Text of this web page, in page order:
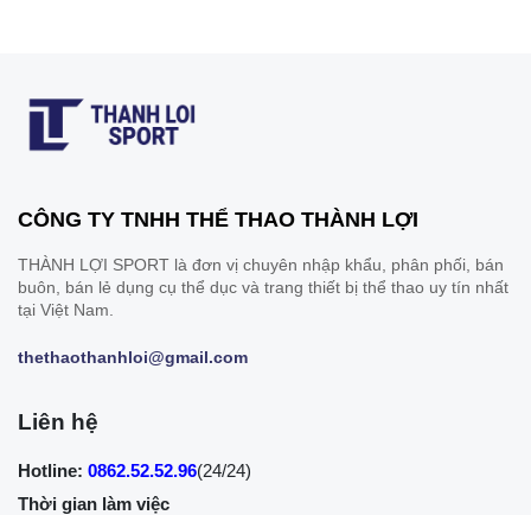
CÔNG TY TNHH THỂ THAO THÀNH LỢI
THÀNH LỢI SPORT là đơn vị chuyên nhập khẩu, phân phối, bán
buôn, bán lẻ dụng cụ thể dục và trang thiết bị thể thao uy tín nhất
tại Việt Nam.
thethaothanhloi@gmail.com
Liên hệ
Hotline: 0862.52.52.96(24/24)
Thời gian làm việc